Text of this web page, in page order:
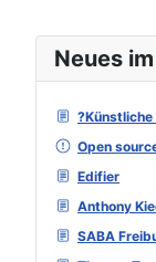
Neues
Open
Edifier
Anthony
SABA